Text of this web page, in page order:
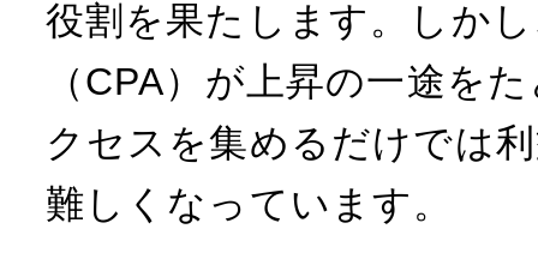
役割を果たします。しか
（CPA）が上昇の一途を
クセスを集めるだけでは
難しくなっています。